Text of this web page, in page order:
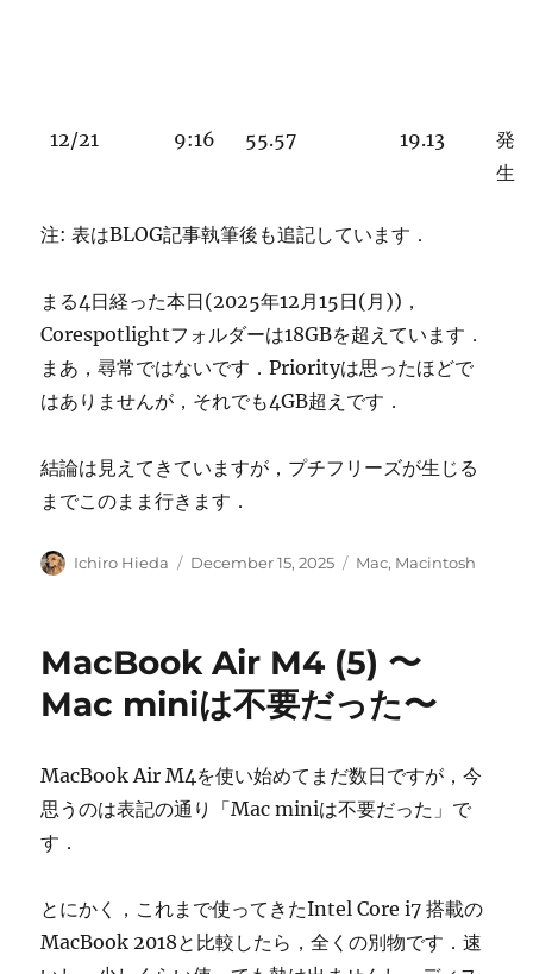
12/21 9:16 55.57 19.13
発
生
注: 表はBLOG記事執筆後も追記しています．
まる4日経った本日(2025年12月15日(月))，
Corespotlightフォルダーは18GBを超えています．
まあ，尋常ではないです．Priorityは思ったほどで
はありませんが，それでも4GB超えです．
結論は見えてきていますが，プチフリーズが生じる
までこのまま行きます．
Author
Ichiro Hieda
Posted
December 15, 2025 Categories
Mac, Macintosh
MacBook Air M4 (5) 〜
Mac miniは不要だった〜
MacBook Air M4を使い始めてまだ数日ですが，今
思うのは表記の通り「Mac miniは不要だった」で
す．
とにかく，これまで使ってきたIntel Core i7 搭載の
MacBook 2018と比較したら，全くの別物です．速